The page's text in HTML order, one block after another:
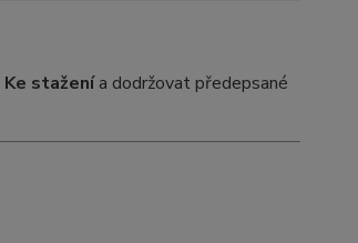
Ke staženía dodržovat předepsané